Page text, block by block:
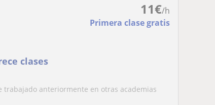
11€/h
Primera clase gratis
clases
trabajado anteriormente en otras academias